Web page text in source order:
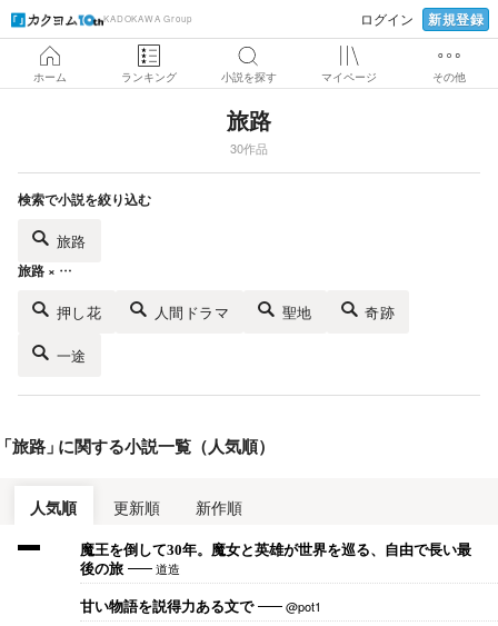
KADOKAWA Group ログイン 新規登録
ホーム ランキング 小説を探す マイページ その他
旅路
30作品
検索で小説を絞り込む
旅路
旅路 × …
押し花 人間ドラマ 聖地 奇跡
一途
旅路 」に関する小説一覧（人気順）
人気順 更新順 新作順
魔王を倒して30年。魔女と英雄が世界を巡る、自由で長い最
後の旅
道造
甘い物語を説得力ある文で @pot1